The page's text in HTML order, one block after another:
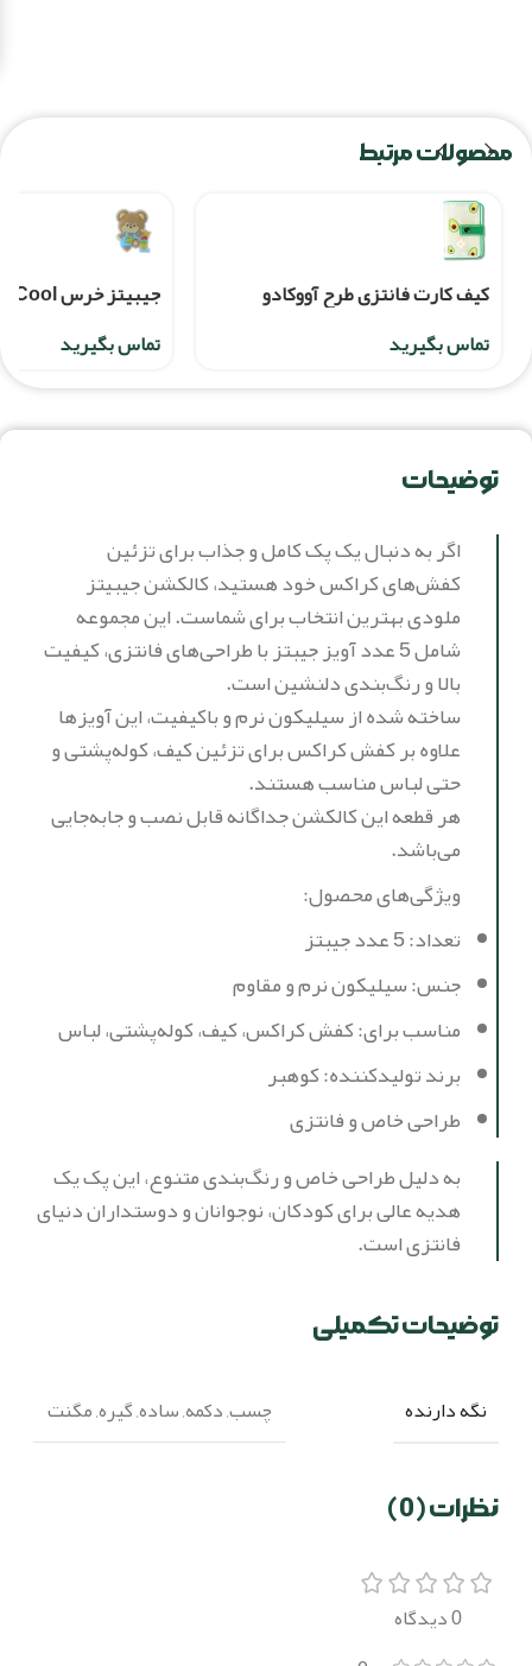
محصولات مرتبط
کیف کارت فانتزی طرح آووکادو
تماس بگیرید
جیبیتز خرس Cool
تماس بگیرید
توضیحات
اگر به دنبال یک پک کامل و جذاب برای تزئین
کفش‌های کراکس خود هستید، کالکشن جیبیتز
ملودی بهترین انتخاب برای شماست. این مجموعه
شامل 5 عدد آویز جیبتز با طراحی‌های فانتزی، کیفیت
بالا و رنگ‌بندی دلنشین است.
ساخته شده از سیلیکون نرم و باکیفیت، این آویزها
علاوه بر کفش کراکس برای تزئین کیف، کوله‌پشتی و
حتی لباس مناسب هستند.
هر قطعه این کالکشن جداگانه قابل نصب و جابه‌جایی
می‌باشد.
ویژگی‌های محصول:
تعداد: 5 عدد جیبتز
جنس: سیلیکون نرم و مقاوم
مناسب برای: کفش کراکس، کیف، کوله‌پشتی، لباس
برند تولیدکننده: کوهبر
طراحی خاص و فانتزی
به دلیل طراحی خاص و رنگ‌بندی متنوع، این پک یک
هدیه عالی برای کودکان، نوجوانان و دوستداران دنیای
فانتزی است.
توضیحات تکمیلی
نگه دارنده چسب,دکمه,ساده,گیره,مگنت
نظرات (0)
0 دیدگاه